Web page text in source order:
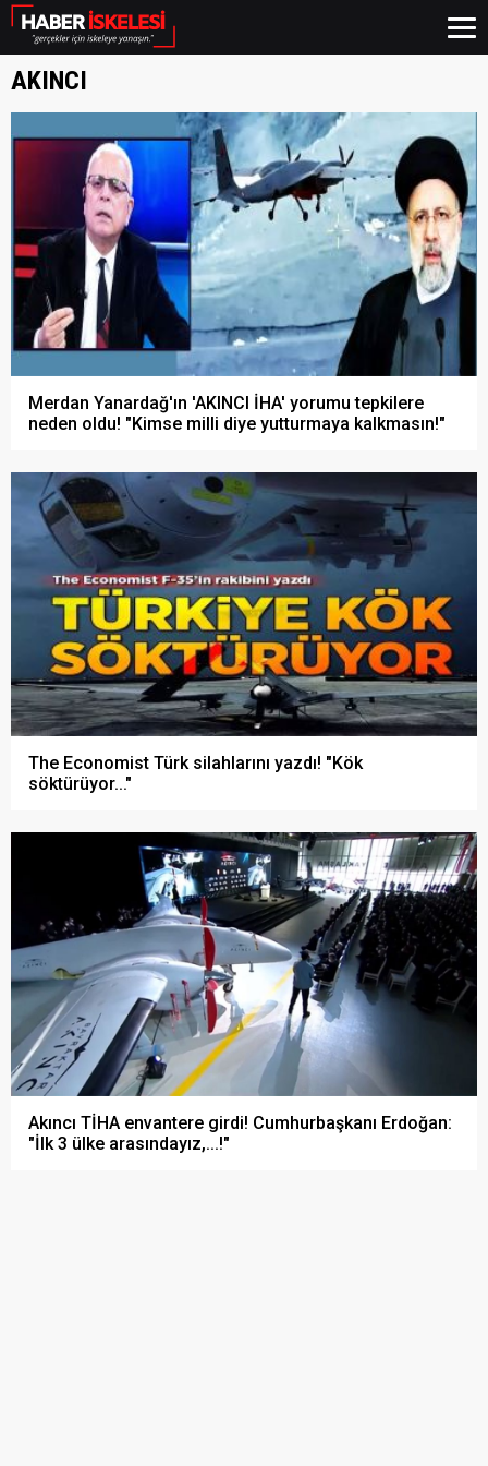
AKINCI
Merdan Yanardağ'ın 'AKINCI İHA' yorumu tepkilere
neden oldu! "Kimse milli diye yutturmaya kalkmasın!"
The Economist Türk silahlarını yazdı! "Kök
söktürüyor..."
Akıncı TİHA envantere girdi! Cumhurbaşkanı Erdoğan:
"İlk 3 ülke arasındayız,...!"